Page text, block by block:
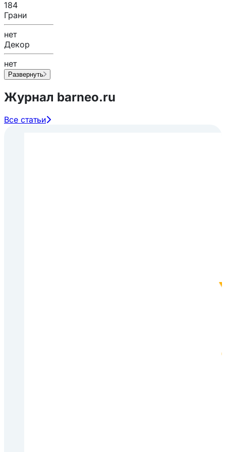
184
Грани
нет
Декор
нет
Развернуть
Журнал barneo.ru
Все статьи